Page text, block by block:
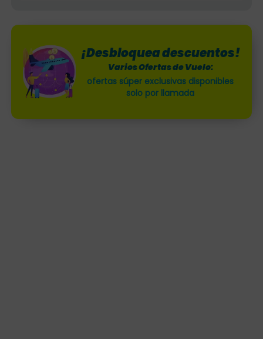
¡Desbloquea descuentos!
Varios Ofertas de Vuelo:
ofertas súper exclusivas disponibles
solo por llamada